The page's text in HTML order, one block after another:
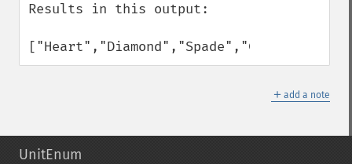
Results in this output:
["Heart","Diamond","Spade","Club"]
＋ add a note
UnitEnum